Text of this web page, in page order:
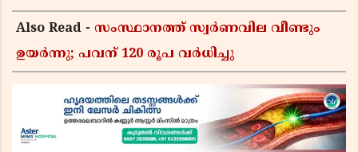
Also Read - സംസ്ഥാനത്ത് സ്വര്‍ണവില വീണ്ടും
ഉയർന്നു; പവന് 120 രൂപ വര്‍ധിച്ചു